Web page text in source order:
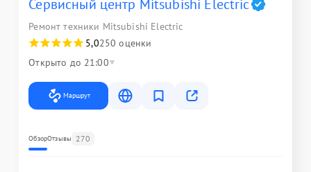
Сервисный центр Mitsubishi Electric
Ремонт техники Mitsubishi Electric
5,0250 оценки
Открыто до 21:00
Маршрут
ОбзорОтзывы 270